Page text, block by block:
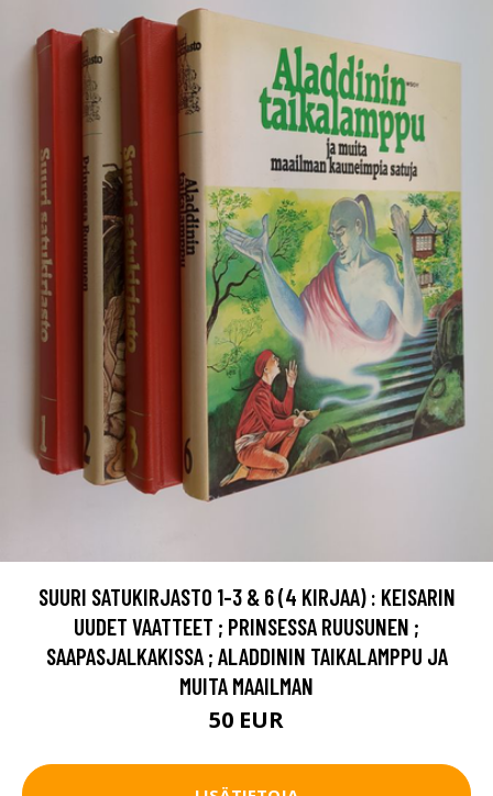
SUURI SATUKIRJASTO 1-3 & 6 (4 KIRJAA) : KEISARIN
UUDET VAATTEET ; PRINSESSA RUUSUNEN ;
SAAPASJALKAKISSA ; ALADDININ TAIKALAMPPU JA
MUITA MAAILMAN
50 EUR